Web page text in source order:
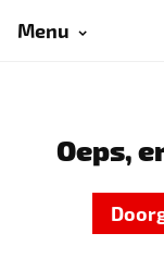
Menu
Oeps,